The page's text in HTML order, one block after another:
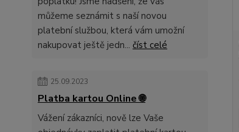
můžeme seznámit s naší novou
platební službou, která vám umožní
nakupovat ještě jedn... číst celé
25.09.2023
Platba kartou Online 🌐
Vážení zákazníci, nově lze Vaše